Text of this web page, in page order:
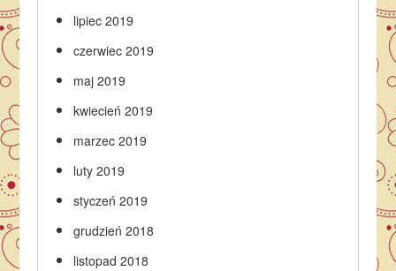
lipiec 2019
czerwiec 2019
maj 2019
kwiecień 2019
marzec 2019
luty 2019
styczeń 2019
grudzień 2018
listopad 2018